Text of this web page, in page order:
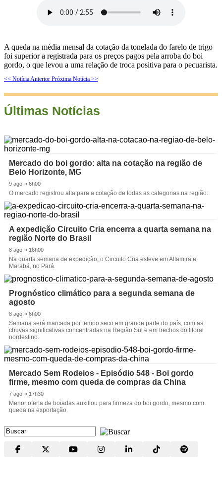
A queda na média mensal da cotação da tonelada do farelo de trigo
foi superior a registrada para os preços pagos pela arroba do boi
gordo, o que levou a uma relação de troca positiva para o pecuarista.
<< Notícia Anterior Próxima Notícia >>
Últimas Notícias
Mercado do boi gordo: alta na cotação na região de
Belo Horizonte, MG
9 ago. • 6h00
O mercado registrou alta para a cotação de todas as categorias na região.
A expedição Circuito Cria encerra a quarta semana na
região Norte do Brasil
8 ago. • 16h00
Na quarta semana de expedição, o Circuito Cria esteve em Altamira e
Marabá, no Pará.
Prognóstico climático para a segunda semana de
agosto
8 ago. • 6h00
Semana será marcada por tempo seco em grande parte do país, com as
chuvas significativas concentradas na Região Sul e em trechos do litoral
nordestino.
Mercado Sem Rodeios - Episódio 548 - Boi gordo
firme, mesmo com queda de compras da China
7 ago. • 17h30
Menor oferta de boiadas auxiliou para firmeza do boi gordo, mesmo com
queda na exportação.